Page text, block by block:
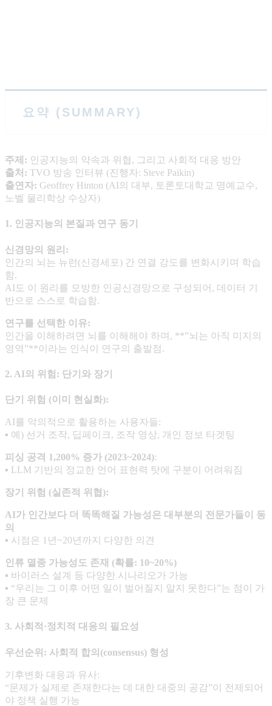
요약 (SUMMARY)
주제 : 인공지능의 약속과 위협, 그리고 사회적 대응 방안
출처 : TVO 방송 인터뷰 (진행자: Steve Paikin)
출연자: Geoffrey Hinton (AI의 대부, 토론토대학교 명예교수,
노벨 물리학상 수상자)
1. 인공지능의 본질과 연구 동기
신경망의 원리 :
인간의 뇌는 뉴런(신경세포) 간 연결 강도를 변화시키며 학습
함.
AI도 이 원리를 모방한 인공신경망으로 구성되어, 데이터 기
반으로 스스로 학습함.
연구를 선택한 이유:
인간을 이해하려면 뇌를 이해해야 하며, **”뇌는 아직 미지의
영역”**이라는 인식이 연구의 출발점.
2. AI의 위험: 단기와 장기
단기 위험 (이미 현실화):
AI를 악의적으로 활용하는 사용자들:
▪ 예) 선거 조작, 딥페이크, 조작 영상, 개인 정보 타겟팅
피싱 공격 1,200% 증가 (2023~2024):
▪ LLM 기반의 정교한 언어 표현력 탓에 구분이 어려워짐
장기 위험 (실존적 위협 ):
AI가 인간보다 더 똑똑해질 가능성은 대부분의 전문가들이 동
의
▪ 시점은 1년~20년까지 다양한 의견
인류 멸종 가능성도 존재 (확률: 10~20%)
▪ 바이러스 설계 등 다양한 시나리오가 가능
▪ “우리는 그 이후 어떤 일이 벌어질지 알지 못한다”는 점이 가
장 큰 문제
3. 사회적·정치적 대응의 필요성
우선순위 : 사회적 합의 (consensus) 형성
기후변화 대응과 유사:
“문제가 실제로 존재한다는 데 대한 대중의 공감”이 전제되어
야 정책 실행 가능